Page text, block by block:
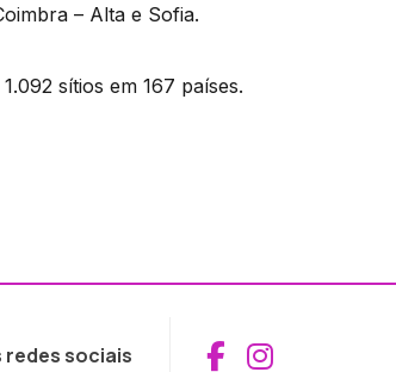
– Alta e Sofia.
sítios em 167 países.
redes sociais Aceder ao
Aceder